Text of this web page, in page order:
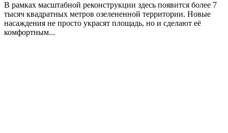
В рамках масштабной реконструкции здесь появится более 7
тысяч квадратных метров озелененной территории. Новые
насаждения не просто украсят площадь, но и сделают её
комфортным...